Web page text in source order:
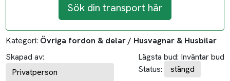
Sök din transport här
Kategori: Övriga fordon & delar / Husvagnar & Husbilar
Skapad av:
Privatperson
Lägsta bud: Inväntar bud
Status:
stängd